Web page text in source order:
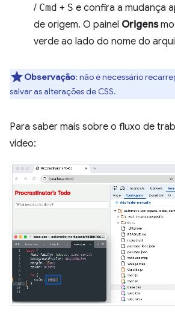
/ Cmd + S e confira a mudança
de origem. O painel Origens
verde ao lado do nome do
Observação: não é necessário
salvar as alterações de CSS.
Para saber mais sobre o fluxo de
vídeo: